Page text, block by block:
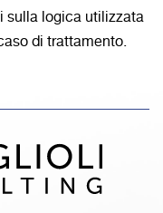
sulla logica utilizzata
di trattamento.